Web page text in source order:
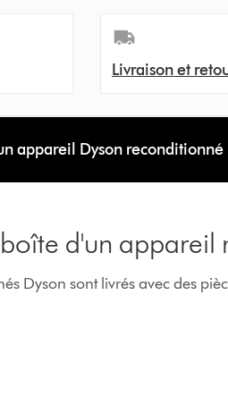
Livraison et
appareil Dyson reconditionné
d'un appareil
Dyson sont livrés avec des